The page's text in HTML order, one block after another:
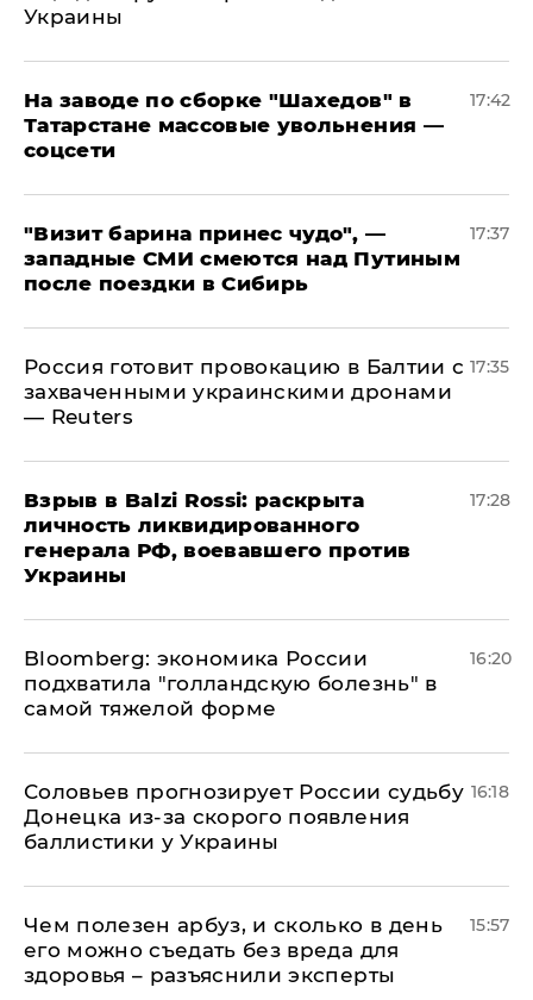
Украины
На заводе по сборке "Шахедов" в
Татарстане массовые увольнения —
соцсети
17:42
"Визит барина принес чудо", —
западные СМИ смеются над Путиным
после поездки в Сибирь
17:37
​Россия готовит провокацию в Балтии с
захваченными украинскими дронами
— Reuters
17:35
​Взрыв в Balzi Rossi: раскрыта
личность ликвидированного
генерала РФ, воевавшего против
Украины
17:28
Bloomberg: экономика России
подхватила "голландскую болезнь" в
самой тяжелой форме
16:20
Соловьев прогнозирует России судьбу
Донецка из-за скорого появления
баллистики у Украины
16:18
Чем полезен арбуз, и сколько в день
его можно съедать без вреда для
здоровья – разъяснили эксперты
15:57